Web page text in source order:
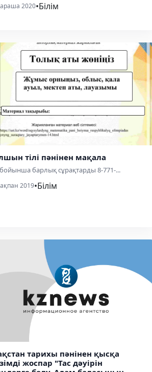
2020•Білім
тілі пәнінен мақала
барлық сұрақтарды 8-771-...
2019•Білім
тарихы пәнінен қысқа
жоспар "Тас дәуірін